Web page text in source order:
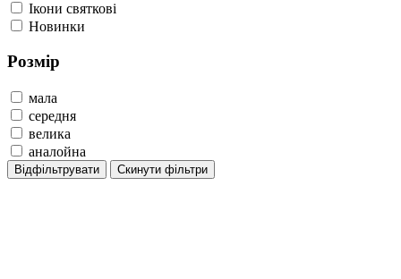
Ікони святкові
Новинки
Розмір
мала
середня
велика
аналойна
Відфільтрувати Скинути фільтри